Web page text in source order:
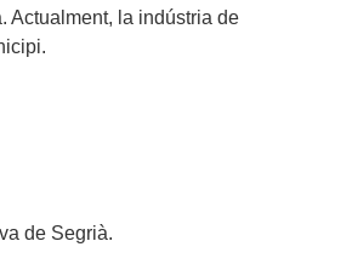
Actualment, la indústria de
de Segrià.